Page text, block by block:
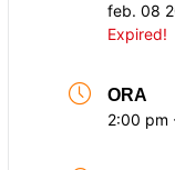
feb. 08
Expired!
ORA
2:00 pm